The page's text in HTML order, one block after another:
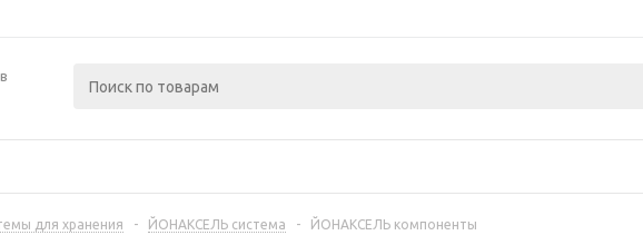
для хранения - ЙОНАКСЕЛЬ система - ЙОНАКСЕЛЬ компоненты